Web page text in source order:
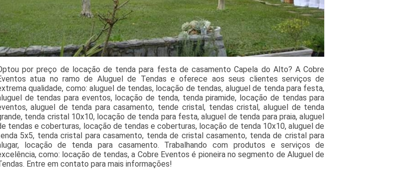
por preço de locação de tenda para festa de casamento Capela do Alto? A Cobre
atua no ramo de Aluguel de Tendas e oferece aos seus clientes serviços de
qualidade, como: aluguel de tendas, locação de tendas, aluguel de tenda para festa,
de tendas para eventos, locação de tenda, tenda piramide, locação de tendas para
aluguel de tenda para casamento, tende cristal, tendas cristal, aluguel de tenda
tenda cristal 10x10, locação de tenda para festa, aluguel de tenda para praia, aluguel
tendas e coberturas, locação de tendas e coberturas, locação de tenda 10x10, aluguel de
5x5, tenda cristal para casamento, tenda de cristal casamento, tenda de cristal para
locação de tenda para casamento. Trabalhando com produtos e serviços de
como: locação de tendas, a Cobre Eventos é pioneira no segmento de Aluguel de
Entre em contato para mais informações!